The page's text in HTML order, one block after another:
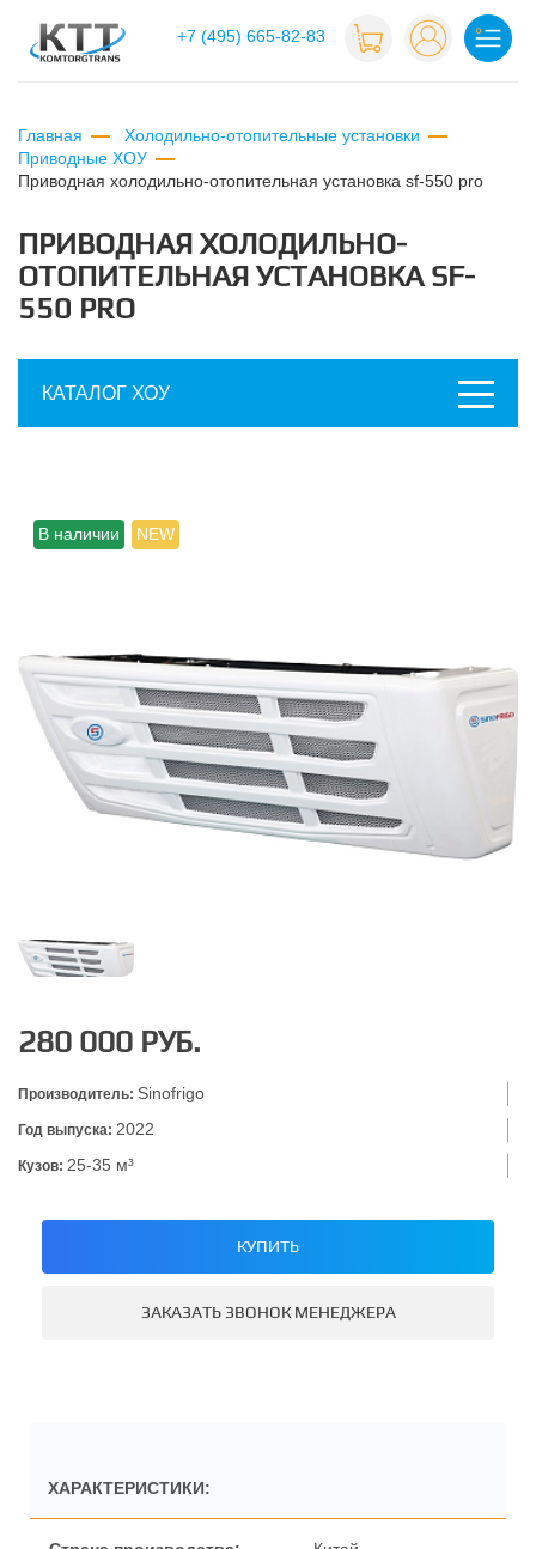
+7 (495) 665-82-83
Главная
Холодильно-отопительные установки
Приводные ХОУ
приводная холодильно-отопительная установка sf-550 pro
ПРИВОДНАЯ ХОЛОДИЛЬНО-
ОТОПИТЕЛЬНАЯ УСТАНОВКА SF-
550 PRO
КАТАЛОГ ХОУ
В наличии NEW
280 000 РУБ.
Производитель: Sinofrigo
Год выпуска: 2022
Кузов: 25-35 м³
КУПИТЬ
ЗАКАЗАТЬ ЗВОНОК МЕНЕДЖЕРА
ХАРАКТЕРИСТИКИ: